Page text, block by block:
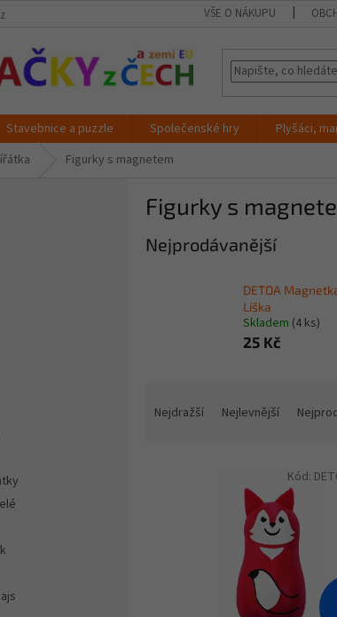
VŠE O NÁKUPU
Stavebnice a puzzle Společenské hry Plyšáci,
Figurky s magnetem
Figurky s
Nejprodávanější
DETOA
Liška
Skladem (4 ks)
25 Kč
Nejdražší Nejlevnější
Kód: